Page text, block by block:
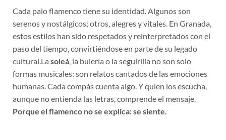
Cada palo flamenco tiene su identidad. Algunos son
serenos y nostálgicos; otros, alegres y vitales. En Granada,
estos estilos han sido respetados y reinterpretados con el
paso del tiempo, convirtiéndose en parte de su legado
cultural.La soleá, la bulería o la seguirilla no son solo
formas musicales: son relatos cantados de las emociones
humanas. Cada compás cuenta algo. Y quien los escucha,
aunque no entienda las letras, comprende el mensaje.
Porque el flamenco no se explica: se siente.